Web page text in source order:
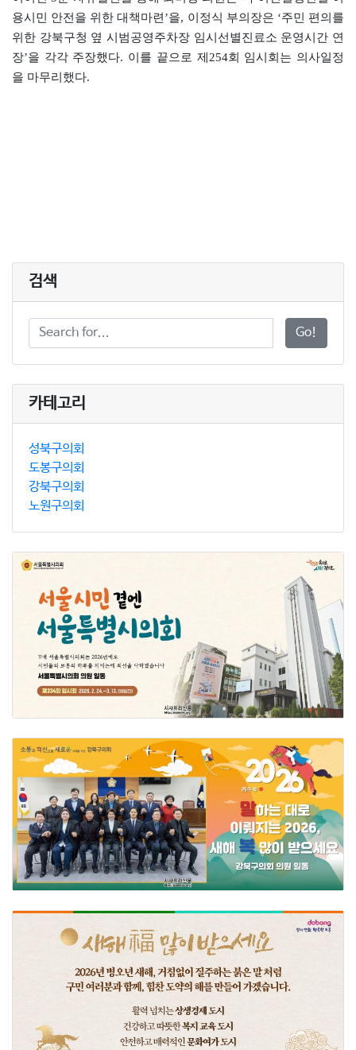
용시민 안전을 위한 대책마련’을, 이정식 부의장은 ‘주민 편의를
위한 강북구청 옆 시범공영주차장 임시선별진료소 운영시간 연
장’을 각각 주장했다. 이를 끝으로 제254회 임시회는 의사일정
을 마무리했다.
검색
Go!
카테고리
성북구의회
도봉구의회
강북구의회
노원구의회